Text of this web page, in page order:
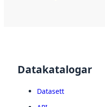
Datakatalogar
Datasett